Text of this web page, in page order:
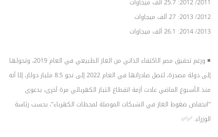
2011/ 2012: 25.7 ألف ميجاوات
2012/ 2013: 27 ألف ميجاوات
2013/ 2014: 26.1 ألف ميجاوات
◾ ورغم تحقيق مصر الاكتفاء الذاتي من الغاز الطبيعي في العام 2019، وتحولها
إلى دولة مصدرة، لتصل صادراتها في العام 2022 إلى نحو 8.5 مليار دولار، إلا أنه
منذ الأسبوع الماضي عادت أزمة انقطاع التيار الكهربائي مرة أخرى، بدعوى
"انخفاض ضغوط الغاز في الشبكات الموصلة لمحطات الكهرباء"، بحسب رئاسة
الوزراء. ✅✅